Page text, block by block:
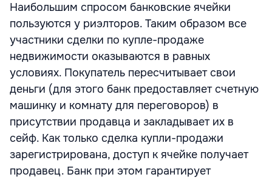
Наибольшим спросом банковские ячейки
пользуются у риэлторов. Таким образом все
участники сделки по купле-продаже
недвижимости оказываются в равных
условиях. Покупатель пересчитывает свои
деньги (для этого банк предоставляет счетную
машинку и комнату для переговоров) в
присутствии продавца и закладывает их в
сейф. Как только сделка купли-продажи
зарегистрирована, доступ к ячейке получает
продавец. Банк при этом гарантирует